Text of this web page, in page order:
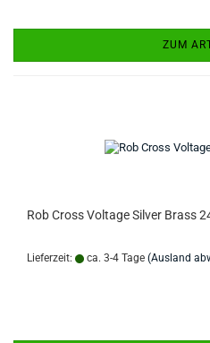
ZUM
Rob Cross Voltage Silver Brass
Lieferzeit: ca. 3-4 Tage (Ausland